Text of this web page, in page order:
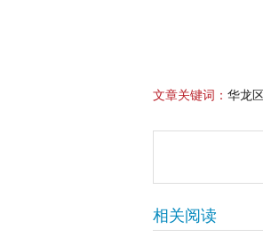
文章关键词： 华龙
相关阅读